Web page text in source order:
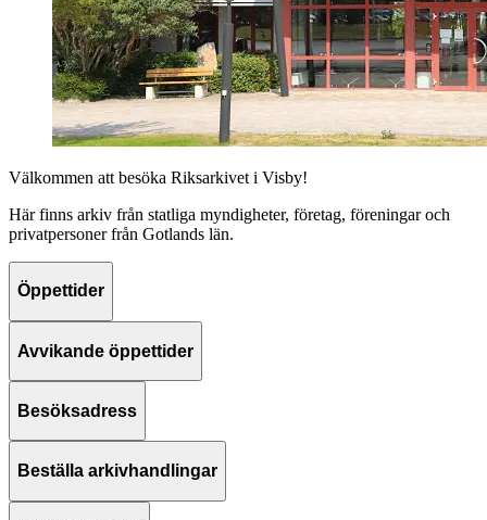
Välkommen att besöka Riksarkivet i Visby!
Här finns arkiv från statliga myndigheter, företag, föreningar och
privatpersoner från Gotlands län.
Öppettider
Avvikande öppettider
Besöksadress
Beställa arkivhandlingar